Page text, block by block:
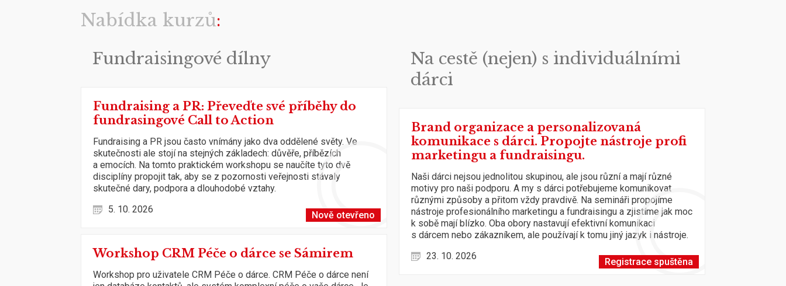
Nabídka kurzů
Fundraisingové dílny
Fundraising a PR: Převeďte své příběhy do
fundrasingové Call to Action
Fundraising a PR jsou často vnímány jako dva oddělené světy. Ve
skutečnosti ale stojí na stejných základech: důvěře, příbězích
a emocích. Na tomto praktickém workshopu se naučíte tyto dvě
disciplíny propojit tak, aby se z pozornosti veřejnosti stávaly
skutečné dary, podpora a dlouhodobé vztahy.
5. 10. 2026
Nově otevřeno
Workshop CRM Péče o dárce se Sámirem
Workshop pro uživatele CRM Péče o dárce. CRM Péče o dárce není
Na cestě (nejen) s individuálními
dárci
Brand organizace a personalizovaná
komunikace s dárci. Propojte nástroje profi
marketingu a fundraisingu.
Naši dárci nejsou jednolitou skupinou, ale jsou různí a mají různé
motivy pro naši podporu. A my s dárci potřebujeme komunikovat
různými způsoby a přitom vždy pravdivě. Na semináři propojíme
nástroje profesionálního marketingu a fundraisingu a zjistíme jak moc
k sobě mají blízko. Oba obory nastavují efektivní komunikaci
s dárcem nebo zákazníkem, ale používají k tomu jiný jazyk i nástroje.
23. 10. 2026
Registrace spuštěna